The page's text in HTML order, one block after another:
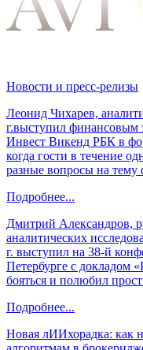
Новости и пресс-релизы
Леонид Чихарев,
г.выступил финансовым
Инвест Викенд РБК в
когда гости в течение
разные вопросы на
Подробнее...
Дмитрий Александров,
аналитических
г. выступил на 38-й
Петербурге с докладом
бояться и полюбил
Подробнее...
Новая лИИхорадка: как